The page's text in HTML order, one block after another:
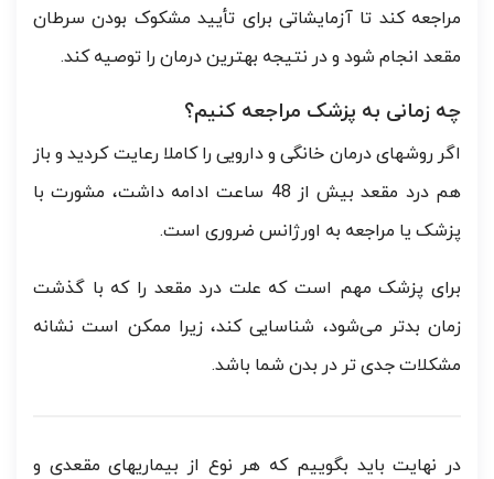
مراجعه کند تا آزمایشاتی برای تأیید مشکوک بودن سرطان
مقعد انجام شود و در نتیجه بهترین درمان را توصیه کند.
چه زمانی به پزشک مراجعه کنیم؟
اگر روشهای درمان خانگی و دارویی را کاملا رعایت کردید و باز
هم درد مقعد بیش از 48 ساعت ادامه داشت، مشورت با
پزشک یا مراجعه به اورژانس ضروری است.
برای پزشک مهم است که علت درد مقعد را که با گذشت
زمان بدتر می‌شود، شناسایی کند، زیرا ممکن است نشانه
مشکلات جدی تر در بدن شما باشد.
در نهایت باید بگوییم که هر نوع از بیماریهای مقعدی و